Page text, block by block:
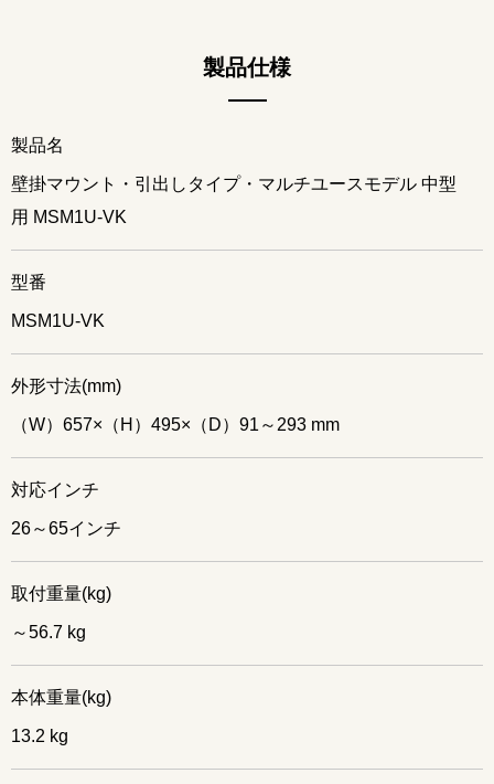
製品仕様
製品名
壁掛マウント・引出しタイプ・マルチユースモデル 中型
用 MSM1U-VK
型番
MSM1U-VK
外形寸法(mm)
（W）657×（H）495×（D）91～293 mm
対応インチ
26～65インチ
取付重量(kg)
～56.7 kg
本体重量(kg)
13.2 kg